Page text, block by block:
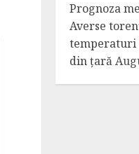
Prognoza
Averse
temperaturi
din țară